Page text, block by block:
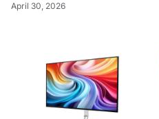
April 30, 2026